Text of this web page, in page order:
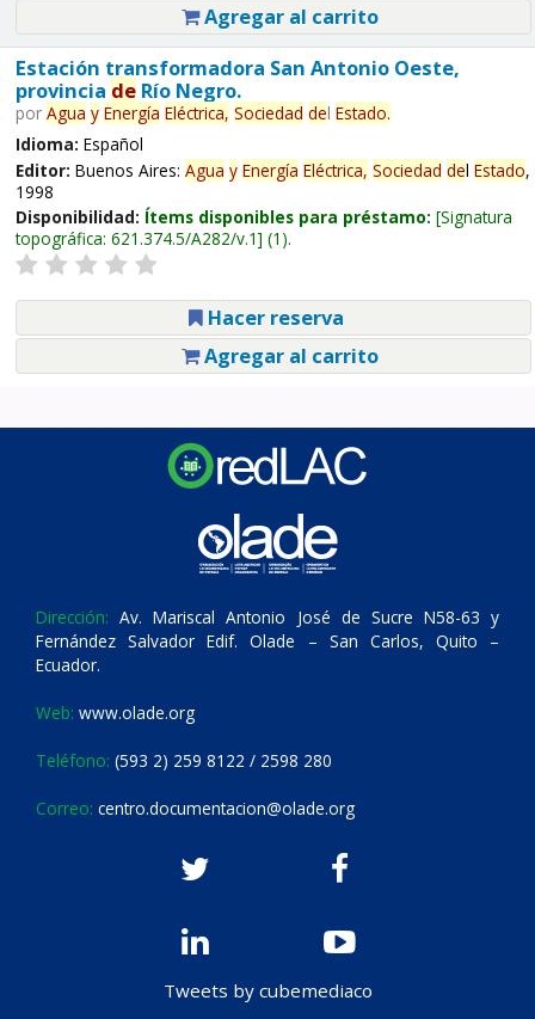
Agregar al carrito
Estación transformadora San Antonio Oeste,
provincia deRío Negro.
por Agua y Energía Eléctrica, Sociedad del Estado.
Idioma: Español
Editor: Buenos Aires: Agua y Energía Eléctrica, Sociedad del Estado,
1998
Disponibilidad: Ítems disponibles para préstamo: Signatura
topográfica: 621.374.5/A282/v.1 (1).
Hacer reserva
Agregar al carrito
Dirección: Av. Mariscal Antonio José de Sucre N58-63 y
Fernández Salvador Edif. Olade – San Carlos, Quito –
Ecuador.
Web: www.olade.org
Teléfono: (593 2) 259 8122 / 2598 280
Correo: centro.documentacion@olade.org
Tweets by cubemediaco